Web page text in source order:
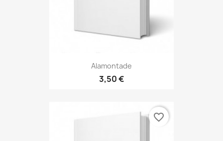
Alamontade
3,50 €
favorite_border